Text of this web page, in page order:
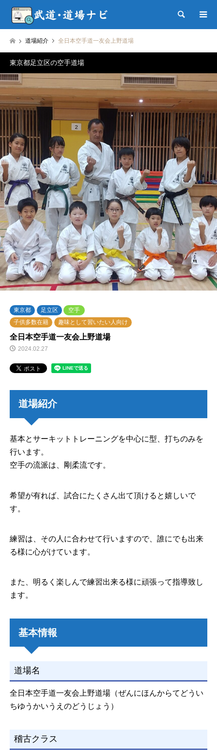
検索
道場紹介 全日本空手道一友会上野道場
東京都足立区の空手道場
東京都 足立区
空手
子供多数在籍
趣味として習いたい人向け
全日本空手道一友会上野道場
2024.02.27
道場紹介
基本とサーキットトレーニングを中心に型、打ちのみを
行います。
空手の流派は、剛柔流です。
希望が有れば、試合にたくさん出て頂けると嬉しいで
す。
練習は、その人に合わせて行いますので、誰にでも出来
る様に心がけています。
また、明るく楽しんで練習出来る様に頑張って指導致し
ます。
基本情報
道場名
全日本空手道一友会上野道場（ぜんにほんからてどうい
ちゆうかいうえのどうじょう）
稽古クラス